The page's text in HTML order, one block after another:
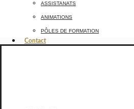
Contact
ASSISTANATS
ANIMATIONS
PÔLES DE FORMATION